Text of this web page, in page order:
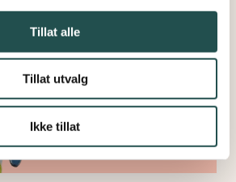
Tillat alle
Tillat utvalg
Ikke tillat